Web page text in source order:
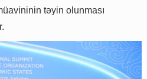
təyin olunması